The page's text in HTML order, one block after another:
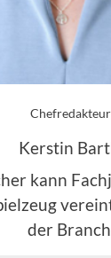
Kerstin
kann
der